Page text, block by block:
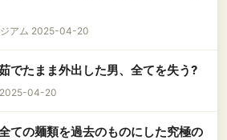
ジアム 2025-04-20
でたまま外出した男、全てを失う?
2025-04-20
ての麺類を過去のものにした究極の